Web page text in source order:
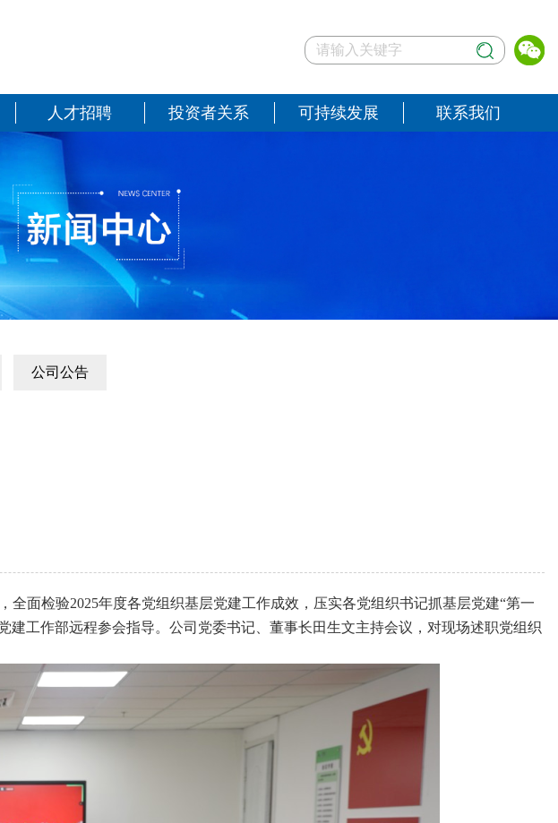
人才招聘 投资者关系 可持续发展 联系我们
公司公告
检验2025年度各党组织基层党建工作成效，压实各党组织书记抓基层党建“第一
工作部远程参会指导。公司党委书记、董事长田生文主持会议，对现场述职党组织